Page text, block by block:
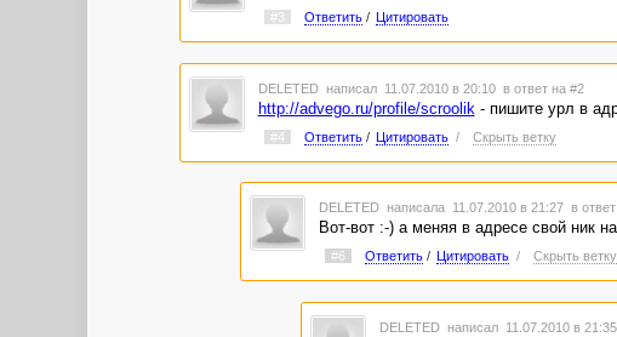
#3 Ответить/ Цитировать
DELETED написал 11.07.2010 в 20:10 в ответ на #2
http://advego.ru/profile/scroolik - пишите урл в
#4 Ответить/ Цитировать / Скрыть ветку
DELETED написала 11.07.2010 в 21:27 в
Вот-вот :-) а меняя в адресе свой ник
#6 Ответить/ Цитировать / Скрыть ветку
DELETED написал 11.07.2010 в 21:35